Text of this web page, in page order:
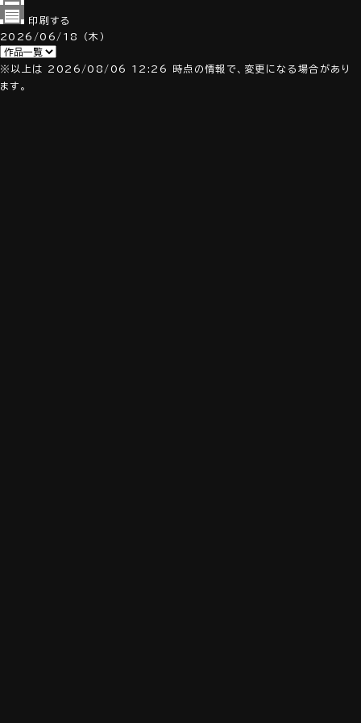
印刷する
2026/06/18
（木）
※以上は 2026/08/06 12:26 時点の情報で、変更になる場合があり
ます。